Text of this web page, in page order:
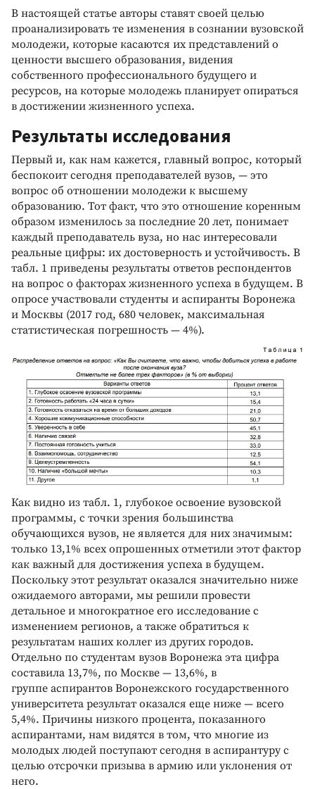
В настоящей статье авторы ставят своей целью
проанализировать те изменения в сознании вузовской
молодежи, которые касаются их представлений о
ценности высшего образования, видения
собственного профессионального будущего и
ресурсов, на которые молодежь планирует опираться
в достижении жизненного успеха.
Результаты исследования
Первый и, как нам кажется, главный вопрос, который
беспокоит сегодня преподавателей вузов, — это
вопрос об отношении молодежи к высшему
образованию. Тот факт, что это отношение коренным
образом изменилось за последние 20 лет, понимает
каждый преподаватель вуза, но нас интересовали
реальные цифры: их достоверность и устойчивость. В
табл. 1 приведены результаты ответов респондентов
на вопрос о факторах жизненного успеха в будущем. В
опросе участвовали студенты и аспиранты Воронежа
и Москвы (2017 год, 680 человек, максимальная
статистическая погрешность — 4%).
Как видно из табл. 1, глубокое освоение вузовской
программы, с точки зрения большинства
обучающихся вузов, не является для них значимым:
только 13,1% всех опрошенных отметили этот фактор
как важный для достижения успеха в будущем.
Поскольку этот результат оказался значительно ниже
ожидаемого авторами, мы решили провести
детальное и многократное его исследование с
изменением регионов, а также обратиться к
результатам наших коллег из других городов.
Отдельно по студентам вузов Воронежа эта цифра
составила 13,7%, по Москве — 13,6%, в
группе аспирантов Воронежского государственного
университета результат оказался еще ниже — всего
5,4%. Причины низкого процента, показанного
аспирантами, нам видятся в том, что многие из
молодых людей поступают сегодня в аспирантуру с
целью отсрочки призыва в армию или уклонения от
него.